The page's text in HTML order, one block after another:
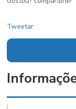
Tweetar